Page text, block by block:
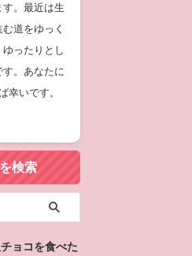
。最近は生
道をゆっく
ったりとし
。あなたに
幸いです。
検索
ョコを食べた